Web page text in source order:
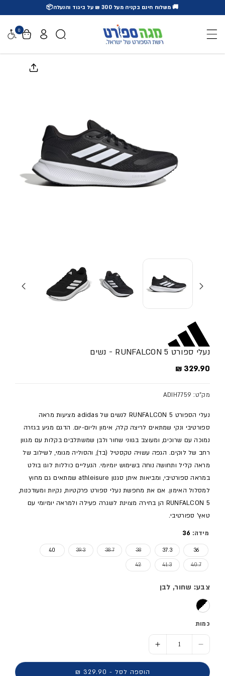
🚚 משלוח חינם בקניה מעל 300 ₪ על ביגוד והנעלה📦
0
נעלי ספורט RUNFALCON 5 - נשים
מחיר מלא
329.90 ₪
מק"ט: ADIH7759
נעלי הספורט RUNFALCON 5 לנשים של adidas מציעות מראה
ספורטיבי ונקי שמתאים לריצה קלה, אימון וליום-יום. הדגם מגיע בגזרה
נמוכה עם שרוכים, ומעוצב בגווני שחור ולבן שמשתלבים בקלות עם מגוון
רחב של לוקים. הגפה עשויה טקסטיל (בד), והסוליה מגומי, לשילוב של
מראה קליל ותחושה נוחה בשימוש יומיומי. הנעליים כוללות לוגו בולט
במראה ספורטיבי, ומביאות איתן סגנון athleisure שמתאים גם מחוץ
למסלול האימון. אם את מחפשת נעלי ספורט פרקטיות, נקיות ומעודכנות,
RUNFALCON 5 הן בחירה מצוינת לשגרה פעילה ולמראה יומיומי עם
טאץ' ספורטיבי.
מידה: 36
36
37.3
38אזל המלאי או מוצר לא זמין
38.7אזל המלאי או מוצר לא זמין
39.3אזל המלאי או מוצר לא זמין
40
40.7אזל המלאי או מוצר לא זמין
41.3אזל המלאי או מוצר לא זמין
42אזל המלאי או מוצר לא זמין
צבע: שחור, לבן
כמות
הסר כמות ל- נעלי ספורט RUNFALCON 5 - נשיםהוסף כמות ל- נעלי ספורט RUNFALCON 5 - נשים
הוספה לסל - 329.90 ₪